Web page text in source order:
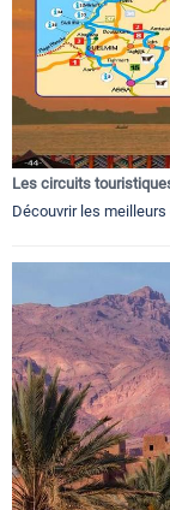
Les circuits
Découvrir les